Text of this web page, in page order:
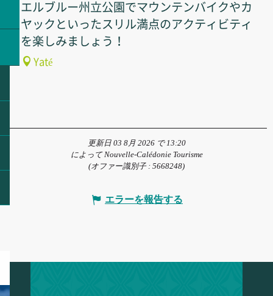
エルブルー州立公園でマウンテンバイクやカ
ヤックといったスリル満点のアクティビティ
を楽しみましょう！
Yaté
更新日 03 8月 2026 で 13:20
によって Nouvelle-Calédonie Tourisme
(オファー識別子 : 5668248)
エラーを報告する